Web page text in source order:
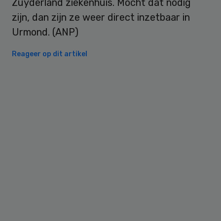
zijn, dan zijn ze weer direct inzetbaar in
Urmond. (ANP)
Reageer op dit artikel